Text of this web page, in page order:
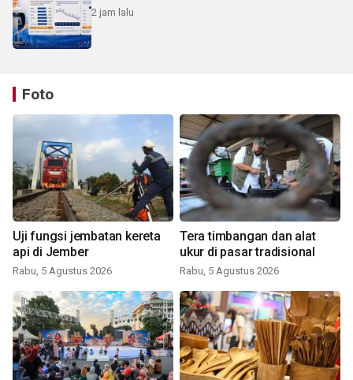
2 jam lalu
Foto
Uji fungsi jembatan kereta
api di Jember
Rabu, 5 Agustus 2026
Tera timbangan dan alat
ukur di pasar tradisional
Rabu, 5 Agustus 2026